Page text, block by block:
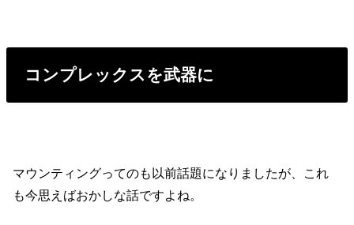
コンプレックスを武器に
マウンティングってのも以前話題になりましたが、これ
も今思えばおかしな話ですよね。